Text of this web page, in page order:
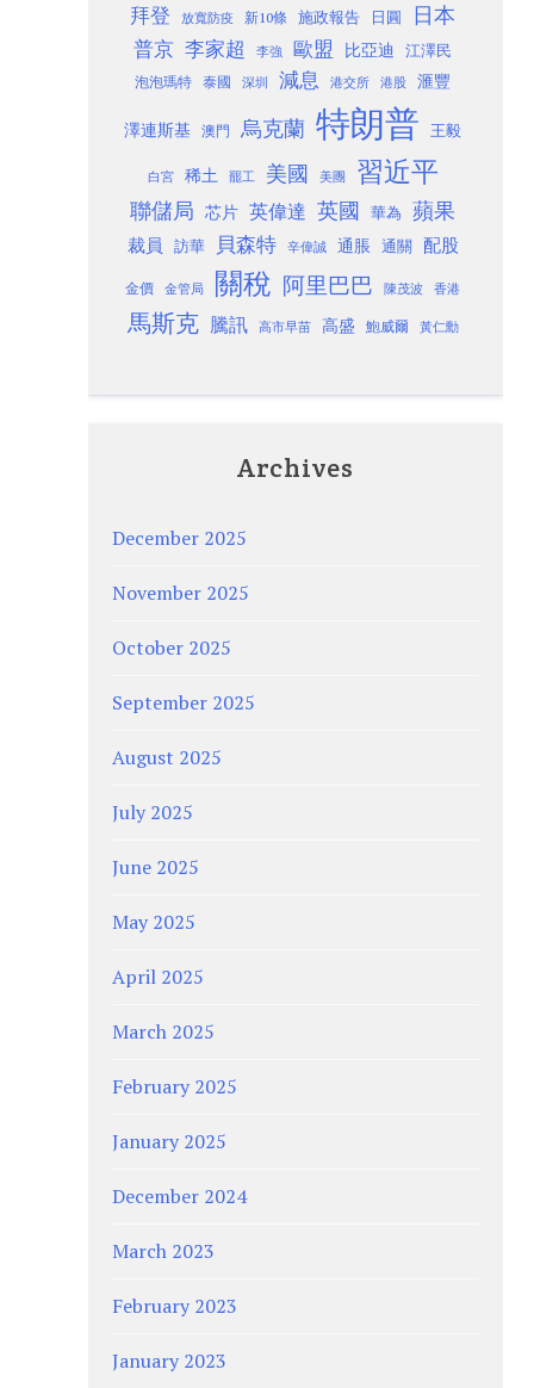
拜登 放寬防疫 新10條 施政報告 日圓 日本
普京 李家超 李強 歐盟 比亞迪 江澤民
泡泡瑪特 泰國 深圳 減息 港交所 港股 滙豐
澤連斯基 澳門 烏克蘭 特朗普 王毅
白宮 稀土 罷工 美國 美團 習近平
聯儲局 芯片 英偉達 英國 華為 蘋果
裁員 訪華 貝森特 辛偉誠 通脹 通關 配股
金價 金管局 關稅 阿里巴巴 陳茂波 香港
馬斯克 騰訊 高市早苗 高盛 鮑威爾 黃仁勳
Archives
December 2025
November 2025
October 2025
September 2025
August 2025
July 2025
June 2025
May 2025
April 2025
March 2025
February 2025
January 2025
December 2024
March 2023
February 2023
January 2023